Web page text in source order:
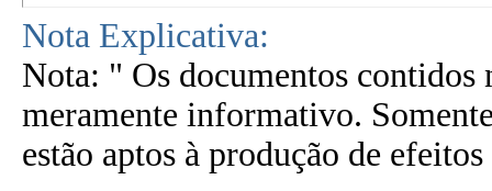
Nota Explicativa:
Nota: " Os documentos contidos
meramente informativo.
estão aptos à produção de